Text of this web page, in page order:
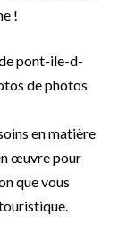
!
pont-ile-d-
de photos
en matière
œuvre pour
que vous